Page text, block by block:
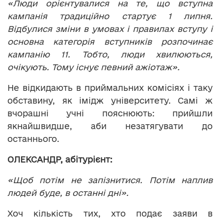
«Люди орієнтувалися на те, що вступна
кампанія традиційно стартує 1 липня.
Відбулися зміни в умовах і правилах вступу і
основна категорія вступників розпочинає
кампанію 11. Тобто, люди хвилюються,
очікують. Тому існує певний ажіотаж».
Не відкидають в приймальних комісіях і таку
обставину, як імідж університету. Самі ж
вчорашні учні пояснюють: прийшли
якнайшвидше, аби незатягувати до
останнього.
ОЛЕКСАНДР, абітурієнт:
«Щоб потім не запізнитися. Потім наплив
людей буде, в останні дні».
Хоч кількість тих, хто подає заяви в